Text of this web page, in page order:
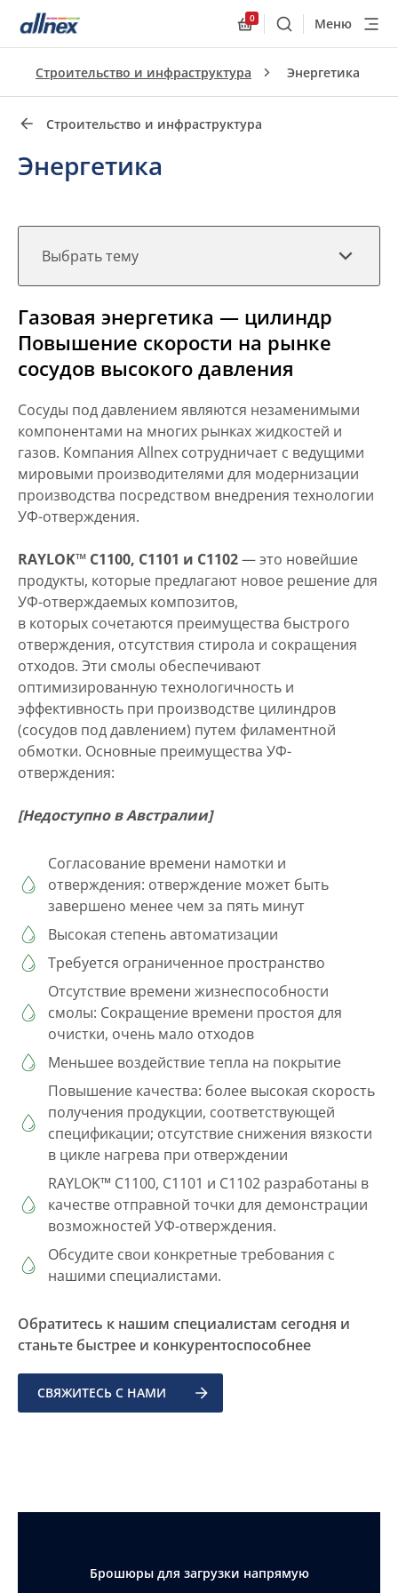
0
ПоискМеню
Строительство и инфраструктура Энергетика
Строительство и инфраструктура
Энергетика
Выбрать тему
Быстрые ссылки Close
Газовая энергетика — цилиндр
Повышение скорости на рынке
сосудов высокого давления
Сосуды под давлением являются незаменимыми
компонентами на многих рынках жидкостей и
газов. Компания Allnex сотрудничает с ведущими
мировыми производителями для модернизации
производства посредством внедрения технологии
УФ-отверждения.
RAYLOK™ C1100, C1101 и C1102— это новейшие
продукты, которые предлагают новое решение для
УФ-отверждаемых композитов,
в которых сочетаются преимущества быстрого
отверждения, отсутствия стирола и сокращения
отходов. Эти смолы обеспечивают
оптимизированную технологичность и
эффективность при производстве цилиндров
(сосудов под давлением) путем филаментной
обмотки. Основные преимущества УФ-
отверждения:
[Недоступно в Австралии]
Согласование времени намотки и
отверждения: отверждение может быть
завершено менее чем за пять минут
Высокая степень автоматизации
Требуется ограниченное пространство
Отсутствие времени жизнеспособности
смолы: Сокращение времени простоя для
очистки, очень мало отходов
Меньшее воздействие тепла на покрытие
Повышение качества: более высокая скорость
получения продукции, соответствующей
спецификации; отсутствие снижения вязкости
в цикле нагрева при отверждении
RAYLOK™ C1100, C1101 и C1102 разработаны в
качестве отправной точки для демонстрации
возможностей УФ-отверждения.
Обсудите свои конкретные требования с
нашими специалистами.
Обратитесь к нашим специалистам сегодня и
станьте быстрее и конкурентоспособнее
СВЯЖИТЕСЬ С НАМИ
Брошюры для загрузки напрямую